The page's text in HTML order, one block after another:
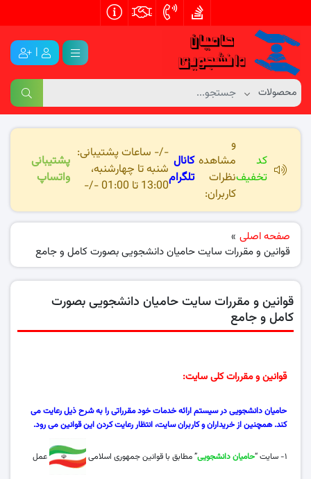
|
کد
تخفیف
و
مشاهده
نظرات
کاربران:
کانال
تلگرام
-/- ساعات پشتیبانی:
شنبه تا چهارشنبه،
13:00 تا 01:00 -/-
پشتیبانی
واتساپ
صفحه اصلی »
قوانین و مقررات سایت حامیان دانشجویی بصورت کامل و جامع
قوانین و مقررات سایت حامیان دانشجویی بصورت
کامل و جامع
قوانین و مقررات کلیسایت:
حامیان دانشجویی در سیستم ارائه خدمات خودمقرراتیرا به شرح ذیل رعایت می
کند. همچنین از خریداران و کاربران سایت، انتظار رعایت کردن این قوانین می رود.
۱- سایت “ حامیان دانشجویی” مطابق با قوانین جمهوری اسلامی عمل